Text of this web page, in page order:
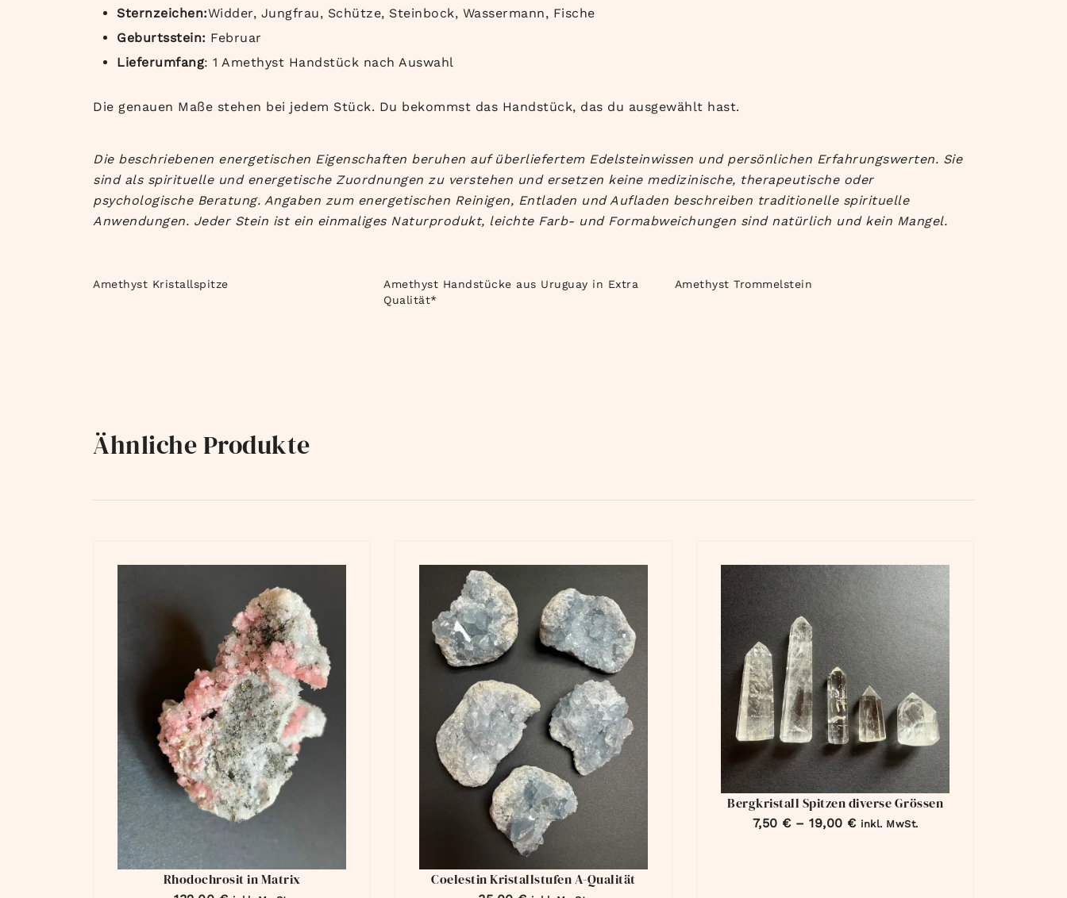
Sternzeichen:Widder, Jungfrau, Schütze, Steinbock, Wassermann, Fische
Geburtsstein: Februar
Lieferumfang: 1 Amethyst Handstück nach Auswahl
Die genauen Maße stehen bei jedem Stück. Du bekommst das Handstück, das du ausgewählt hast.
Die beschriebenen energetischen Eigenschaften beruhen auf überliefertem Edelsteinwissen und persönlichen Erfahrungswerten. Sie
sind als spirituelle und energetische Zuordnungen zu verstehen und ersetzen keine medizinische, therapeutische oder
psychologische Beratung. Angaben zum energetischen Reinigen, Entladen und Aufladen beschreiben traditionelle spirituelle
Anwendungen. Jeder Stein ist ein einmaliges Naturprodukt, leichte Farb- und Formabweichungen sind natürlich und kein Mangel.
Amethyst Kristallspitze
Amethyst Handstücke aus Uruguay in Extra
Qualität*
Amethyst Trommelstein
Ähnliche Produkte
Rhodochrosit in Matrix Coelestin Kristallstufen A-Qualität
Bergkristall Spitzen diverse Grössen
7,50 € – 19,00 € inkl. MwSt.